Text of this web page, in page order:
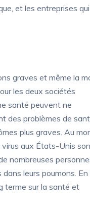
et les entreprises
graves et même la
les deux sociétés
santé peuvent ne
des problèmes de
plus graves. Au
aux États-Unis
nombreuses
leurs poumons. En
terme sur la santé et